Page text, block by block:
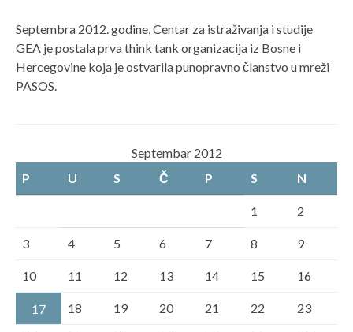
Septembra 2012. godine, Centar za istraživanja i studije
GEA je postala prva think tank organizacija iz Bosne i
Hercegovine koja je ostvarila punopravno članstvo u mreži
PASOS.
Septembar 2012
P
U S Č P S N
1 2
3 4 5 6 7 8 9
10 11 12 13 14 15 16
17 18 19 20 21 22 23